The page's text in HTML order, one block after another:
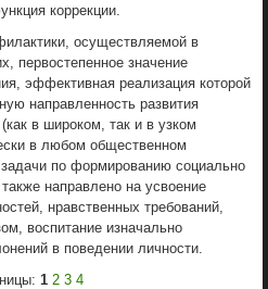
коррекции.
осуществляемой в
первостепенное значение
эффективная реализация которой
направленность развития
в широком, так и в узком
в любом общественном
по формированию социально
направлено на усвоение
нравственных требований,
воспитание изначально
в поведении личности.
1 2 3 4